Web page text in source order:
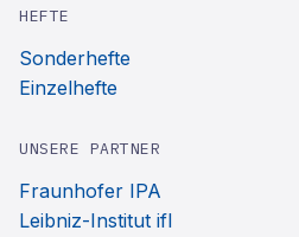
HEFTE
Sonderhefte
Einzelhefte
UNSERE PARTNER
Fraunhofer IPA
Leibniz-Institut ifl